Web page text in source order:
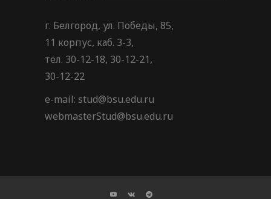
г. Белгород, ул. Победы, 85,
11 корпус, каб. 3-3,
тел. 30-12-18, 30-12-21,
30-12-22
e-mail: stud@bsu.edu.ru
webmasterStud@bsu.edu.ru